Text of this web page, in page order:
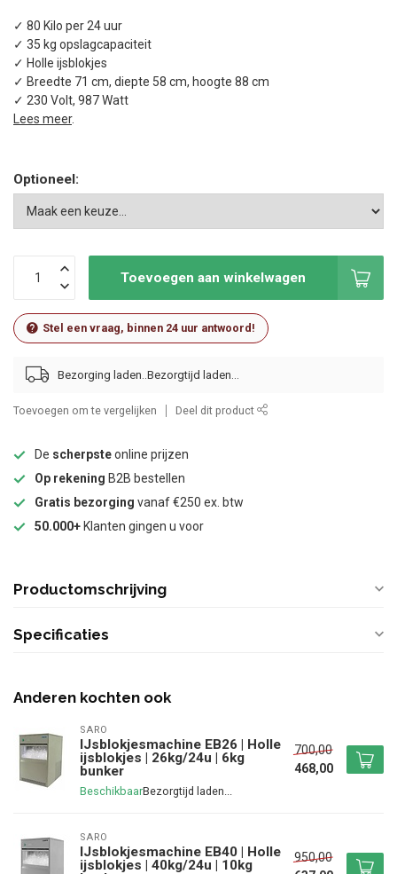
✓ 80 Kilo per 24 uur
✓ 35 kg opslagcapaciteit
✓ Holle ijsblokjes
✓ Breedte 71 cm, diepte 58 cm, hoogte 88 cm
✓ 230 Volt, 987 Watt
Lees meer.
Optioneel:
Toevoegen aan winkelwagen
Stel een vraag, binnen 24 uur antwoord!
Bezorging laden..
Toevoegen om te vergelijken Deel dit product
De scherpsteonline prijzen
Op rekening B2B bestellen
Gratis bezorging vanaf €250 ex. btw
50.000+ Klanten gingen u voor
Productomschrijving
Specificaties
Anderen kochten ook
SARO
IJsblokjesmachine EB26 | Holle
ijsblokjes | 26kg/24u | 6kg
bunker
Beschikbaar
700,00
468,00
SARO
IJsblokjesmachine EB40 | Holle
ijsblokjes | 40kg/24u | 10kg
950,00